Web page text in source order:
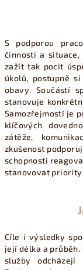
S podporou
činnosti a
zažít tak pocit
úkolů, postupně
obavy.Součástí
stanovuje
Samozřejmostí je
klíčových
zátěže,
zkušenost
schopnosti
stanovovat
Cíle i výsledky
její délka a
služby